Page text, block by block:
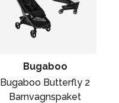
Bugaboo
Bugaboo Butterfly 2
Barnvagnspaket